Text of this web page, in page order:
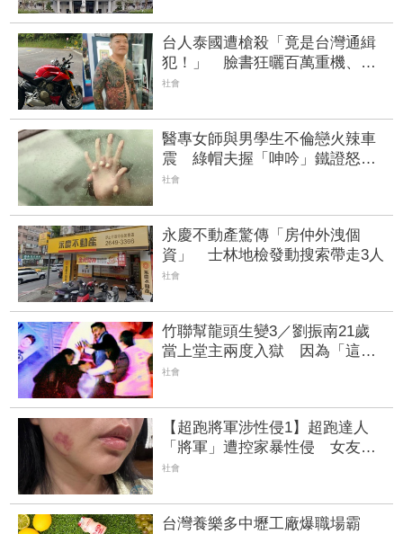
台人泰國遭槍殺「竟是台灣通緝
犯！」 臉書狂曬百萬重機、刺
青自拍 | FTNN 新聞網
社會
醫專女師與男學生不倫戀火辣車
震 綠帽夫握「呻吟」鐵證怒提
告
社會
永慶不動產驚傳「房仲外洩個
資」 士林地檢發動搜索帶走3人
社會
竹聯幫龍頭生變3／劉振南21歲
當上堂主兩度入獄 因為「這件
事」扭轉形象 | FTNN 新聞網
社會
【超跑將軍涉性侵1】超跑達人
「將軍」遭控家暴性侵 女友親
訴恐怖經過
社會
台灣養樂多中壢工廠爆職場霸